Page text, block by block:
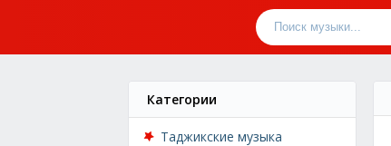
Категории
Таджикские музыка